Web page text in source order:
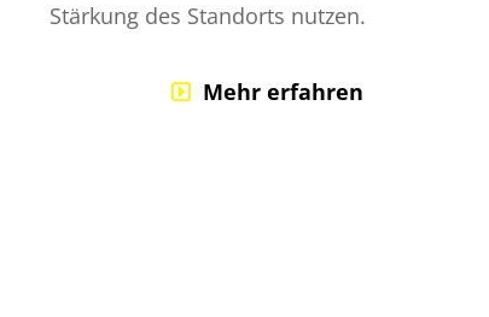
Stärkung des Standorts nutzen.
Mehr erfahren